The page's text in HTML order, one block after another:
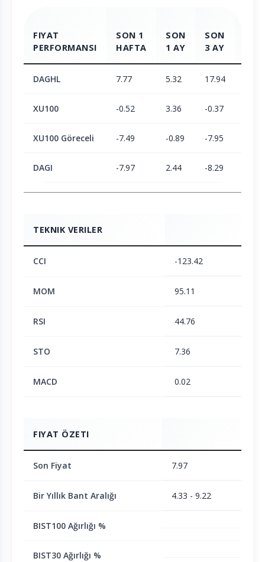
FIYAT
PERFORMANSI
SON 1
HAFTA
SON
1 AY
SON
3 AY
DAGHL 7.77 5.32 17.94
XU100 -0.52 3.36 -0.37
XU100 Göreceli -7.49 -0.89 -7.95
DAGI -7.97 2.44 -8.29
TEKNIK VERILER
CCI -123.42
MOM 95.11
RSI 44.76
STO 7.36
MACD 0.02
FIYAT ÖZETI
Son Fiyat 7.97
Bir Yıllık Bant Aralığı 4.33 - 9.22
BIST100 Ağırlığı %
BIST30 Ağırlığı %